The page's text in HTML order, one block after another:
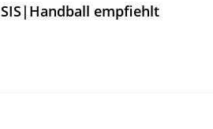
SIS|Handball empfiehlt